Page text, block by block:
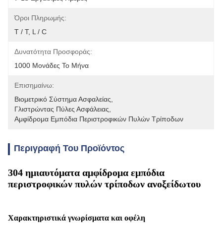
Όροι Πληρωμής:
T / T, L / C
Δυνατότητα Προσφοράς:
1000 Μονάδες Το Μήνα
Επισημαίνω:
Βιομετρικό Σύστημα Ασφαλείας
Γλιστρώντας Πύλες Ασφάλειας
Αμφίδρομα Εμπόδια Περιστροφικών Πυλών Τρίποδων
Περιγραφή Του Προϊόντος
304 ημιαυτόματα αμφίδρομα εμπόδια
περιστροφικών πυλών τρίποδων ανοξείδωτου
Χαρακτηριστικά γνωρίσματα και οφέλη